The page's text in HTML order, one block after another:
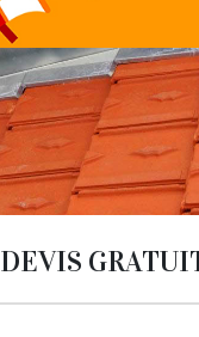
DEVIS